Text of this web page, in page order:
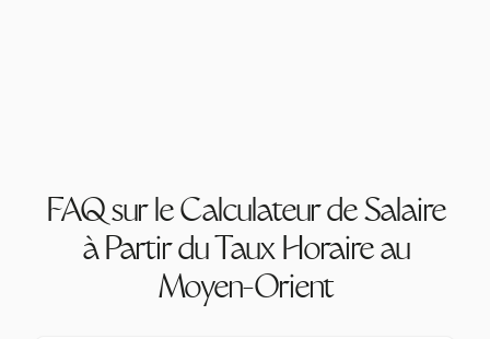
FAQ sur le Calculateur de Salaire
à Partir du Taux Horaire au
Moyen-Orient